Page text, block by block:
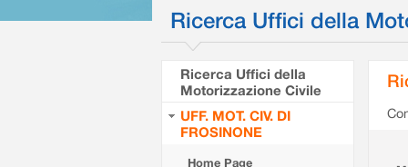
Ricerca Uffici della
Ricerca Uffici della
Motorizzazione Civile
UFF. MOT. CIV. DI
FROSINONE
Home Page